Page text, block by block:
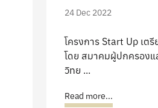
24 Dec 2022
โครงการ Start Up เต
โดย สมาคมผู้ปกครองแ
วิทย ...
Read more...